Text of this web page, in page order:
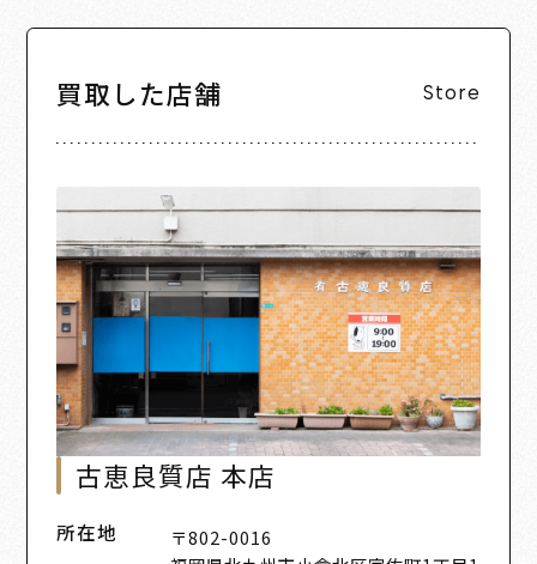
買取した店舗 Store
古恵良質店 本店
所在地
〒802-0016